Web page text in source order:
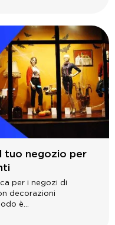
tuo negozio per
per i negozi di
decorazioni
è...